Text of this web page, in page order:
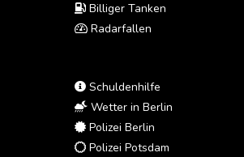
Billiger Tanken
Radarfallen
Schuldenhilfe
Wetter in Berlin
Polizei Berlin
Polizei Potsdam